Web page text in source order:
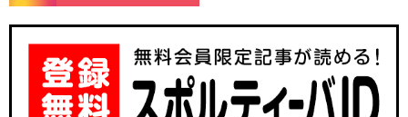
vs 国女子ゴルフ
メジャー大会
AIG女子オープンの日程
放送配信予定｜渋野日向子ら出場